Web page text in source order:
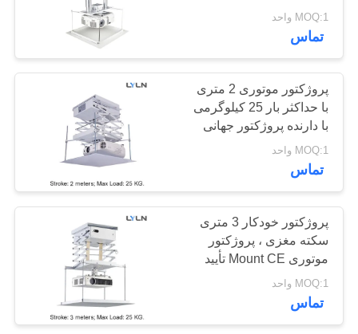
فیلم
های
درباره
کارخانه
کنترل
کیفیت
کیلوگرمی
MOQ:1 واحد
تماس
پروژکتور موتوری 2 متری
با حداکثر بار 25 کیلوگرمی
با دارنده پروژکتور جهانی
MOQ:1 واحد
تماس
پروژکتور خودکار 3 متری
سکته مغزی ، پروژکتور
موتوری Mount CE تأیید
شده است
MOQ:1 واحد
تماس